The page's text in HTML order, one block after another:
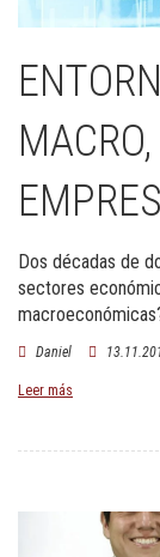
Dos décadas de
sectores
Daniel
Leer más